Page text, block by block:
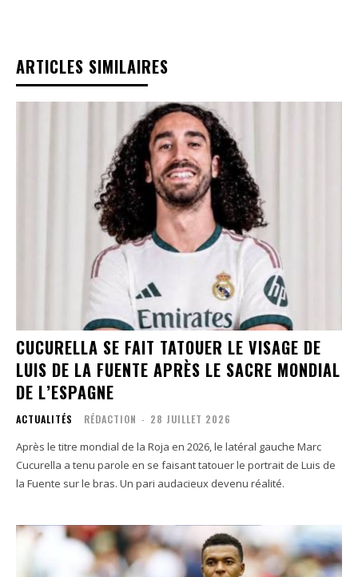
ARTICLES SIMILAIRES
CUCURELLA SE FAIT TATOUER LE VISAGE DE
LUIS DE LA FUENTE APRÈS LE SACRE MONDIAL
DE L’ESPAGNE
ACTUALITÉS RÉDACTION - 28 JUILLET 2026
Après le titre mondial de la Roja en 2026, le latéral gauche Marc
Cucurella a tenu parole en se faisant tatouer le portrait de Luis de
la Fuente sur le bras. Un pari audacieux devenu réalité.